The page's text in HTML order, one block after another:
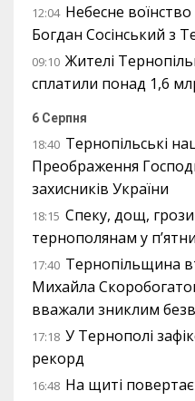
12:04 Небесне
Богдан Сосінський з
09:10 Жителі
сплатили понад 1,6
6 Серпня
18:40 Тернопільські
Преображення
захисників України
18:15 Спеку, дощ,
тернополянам у
17:40 Тернопільщина
Михайла
вважали зниклим
17:18 У Тернополі
рекорд
16:48 На щиті